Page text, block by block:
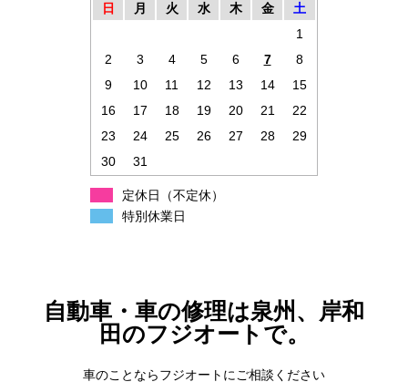
日
月 火 水 木 金
土
1
2
3 4 5 6 7
8
9
10 11 12 13 14
15
16
17 18 19 20 21
22
23
24 25 26 27 28
29
30
31
定休日（不定休）
特別休業日
自動車・車の修理は泉州、岸和
田のフジオートで。
車のことならフジオートにご相談ください